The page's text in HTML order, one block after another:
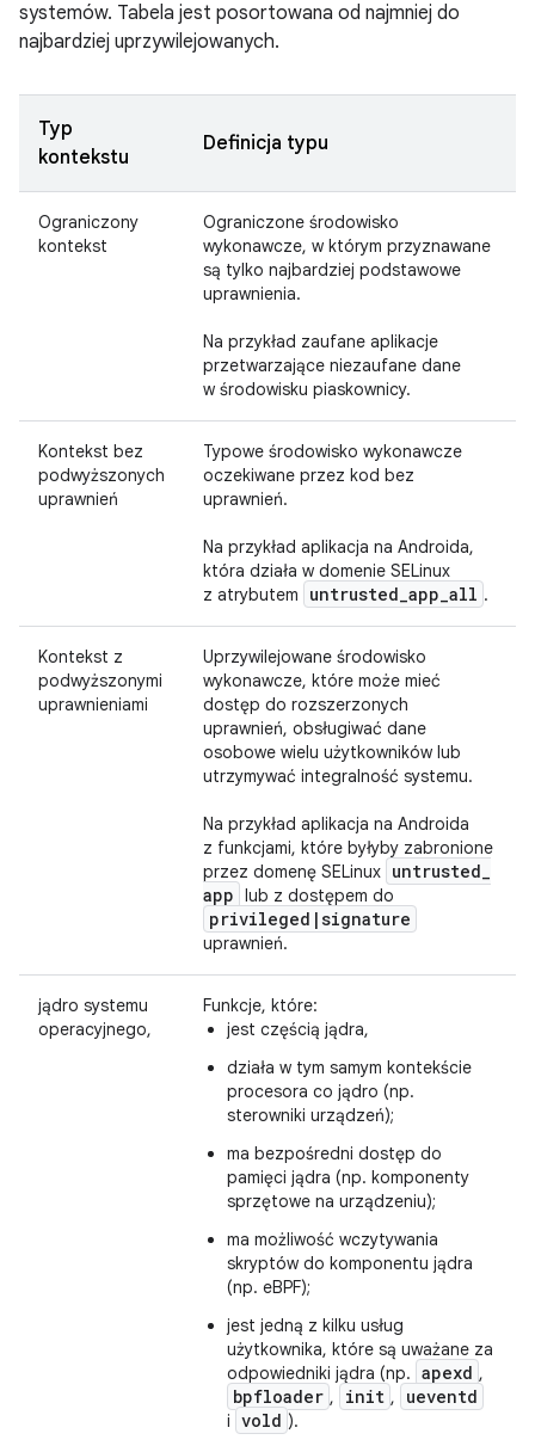
systemów. Tabela jest posortowana od najmniej do
najbardziej uprzywilejowanych.
Typ
kontekstu
Definicja typu
Ograniczony
kontekst
Ograniczone środowisko
wykonawcze, w którym przyznawane
są tylko najbardziej podstawowe
uprawnienia.
Na przykład zaufane aplikacje
przetwarzające niezaufane dane
w środowisku piaskownicy.
Kontekst bez
podwyższonych
uprawnień
Typowe środowisko wykonawcze
oczekiwane przez kod bez
uprawnień.
Na przykład aplikacja na Androida,
która działa w domenie SELinux
z atrybutem
untrusted_app_all .
Kontekst z
podwyższonymi
uprawnieniami
Uprzywilejowane środowisko
wykonawcze, które może mieć
dostęp do rozszerzonych
uprawnień, obsługiwać dane
osobowe wielu użytkowników lub
utrzymywać integralność systemu.
Na przykład aplikacja na Androida
z funkcjami, które byłyby zabronione
przez domenę SELinux untrusted_
app lub z dostępem do
privileged |signature
uprawnień.
jądro systemu
operacyjnego,
Funkcje, które:
jest częścią jądra,
działa w tym samym kontekście
procesora co jądro (np.
sterowniki urządzeń);
ma bezpośredni dostęp do
pamięci jądra (np. komponenty
sprzętowe na urządzeniu);
ma możliwość wczytywania
skryptów do komponentu jądra
(np. eBPF);
jest jedną z kilku usług
użytkownika, które są uważane za
odpowiedniki jądra (np. apexd ,
bpfloader , init , ueventd
i vold ).